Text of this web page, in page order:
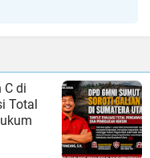
C di
Total